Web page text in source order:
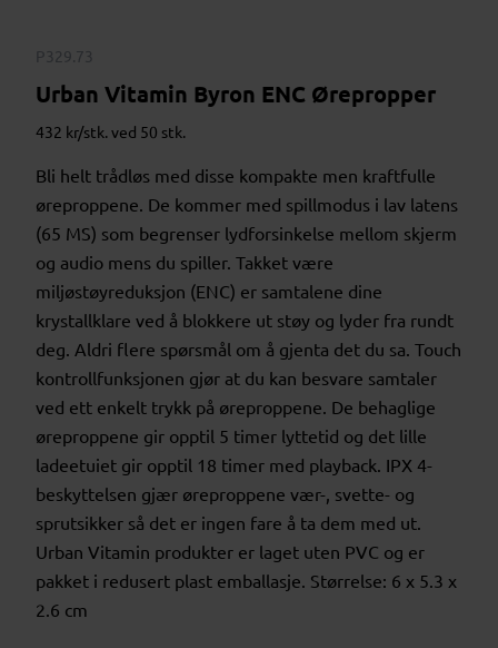
P329.73
Urban Vitamin Byron ENC Ørepropper
432 kr/stk. ved 50 stk.
Bli helt trådløs med disse kompakte men kraftfulle
øreproppene. De kommer med spillmodus i lav latens
(65 MS) som begrenser lydforsinkelse mellom skjerm
og audio mens du spiller. Takket være
miljøstøyreduksjon (ENC) er samtalene dine
krystallklare ved å blokkere ut støy og lyder fra rundt
deg. Aldri flere spørsmål om å gjenta det du sa. Touch
kontrollfunksjonen gjør at du kan besvare samtaler
ved ett enkelt trykk på øreproppene. De behaglige
øreproppene gir opptil 5 timer lyttetid og det lille
ladeetuiet gir opptil 18 timer med playback. IPX 4-
beskyttelsen gjær øreproppene vær-, svette- og
sprutsikker så det er ingen fare å ta dem med ut.
Urban Vitamin produkter er laget uten PVC og er
pakket i redusert plast emballasje. Størrelse: 6 x 5.3 x
2.6 cm